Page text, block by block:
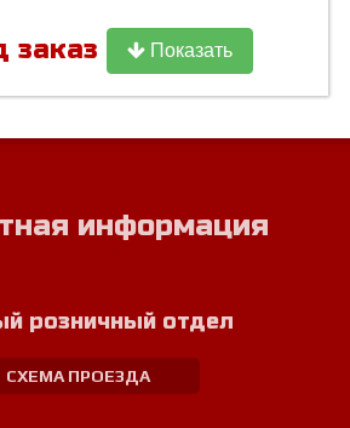
заказ Показать
информация
розничный отдел
СХЕМА ПРОЕЗДА